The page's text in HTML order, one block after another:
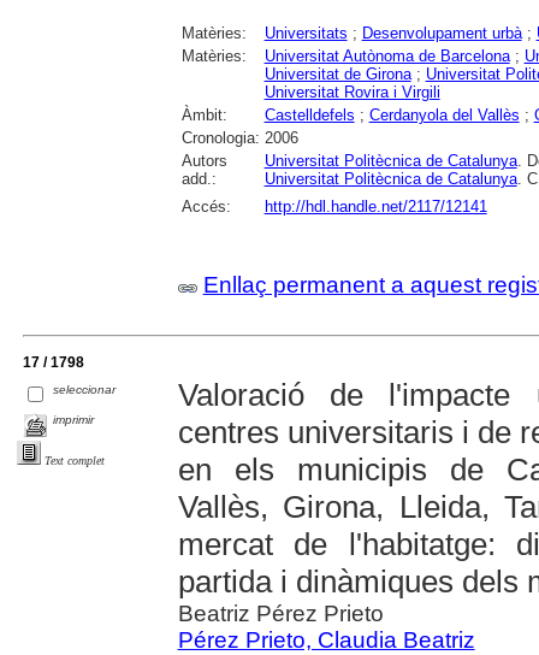
Matèries: Universitats ; Desenvolupament urbà;
Matèries:
Universitat Autònoma de Barcelona;
Universitat de Girona; Universitat
Universitat Rovira i Virgili
Àmbit:
Castelldefels ; Cerdanyola del Vallès ;
Cronologia: 2006
Autors
add.:
Universitat Politècnica de Catalunya.
Universitat Politècnica de Catalunya.
Accés:
http://hdl.handle.net/2117/12141
Enllaç permanent a aquest
17 / 1798
seleccionar
imprimir
Text complet
Valoració de l'impacte
centres universitaris i de
en els municipis de
Vallès, Girona, Lleida,
mercat de l'habitatge:
partida i dinàmiques dels
Beatriz Pérez Prieto
Pérez Prieto, Claudia Beatriz